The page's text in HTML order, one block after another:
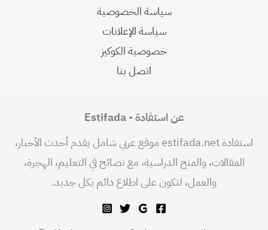
سياسة الخصوصية
سياسة الإعلانات
خصوصية الكوكيز
اتصل بنا
عن استفادة - Estifada
استفادة estifada.net موقع عربي شامل يقدم أحدث الأخبار،
المقالات، والمنح الدراسية، مع نصائح في التعليم، الهجرة،
والعمل، لتكون على اطلاع دائم بكل جديد.